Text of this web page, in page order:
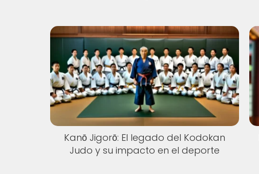
Kanō Jigorō: El legado del Kodokan
Judo y su impacto en el deporte